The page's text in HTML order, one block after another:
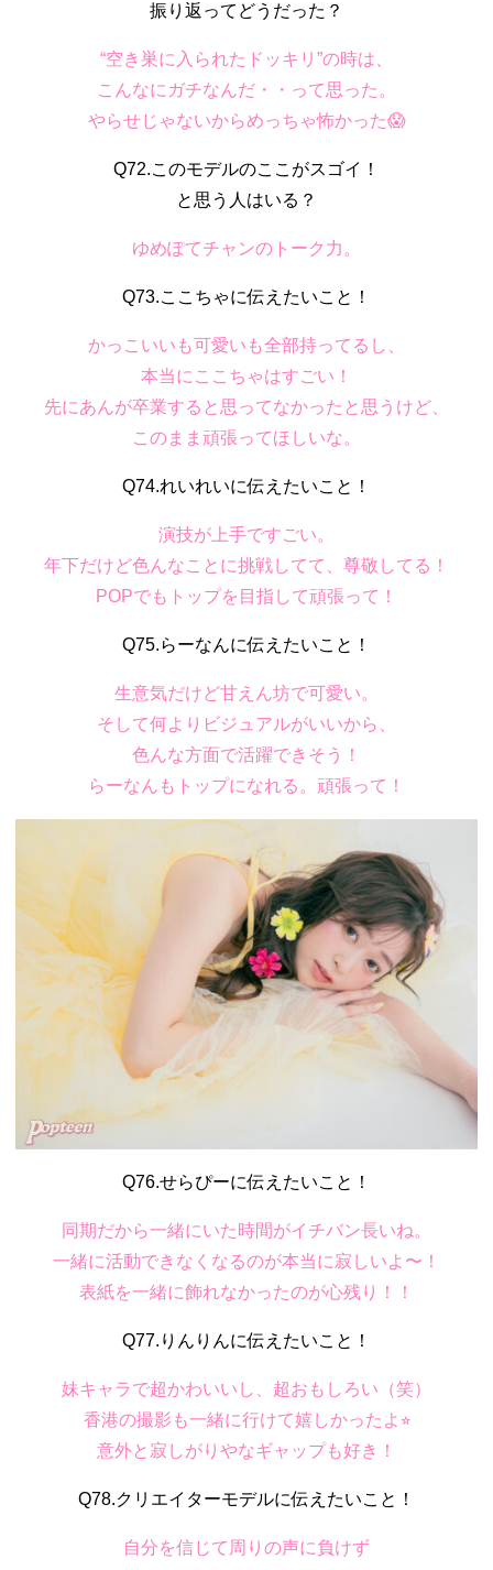
振り返ってどうだった？
“空き巣に入られたドッキリ”の時は、
こんなにガチなんだ・・って思った。
やらせじゃないからめっちゃ怖かった😱
Q72.このモデルのここがスゴイ！
と思う人はいる？
ゆめぽてチャンのトーク力。
Q73.ここちゃに伝えたいこと！
かっこいいも可愛いも全部持ってるし、
本当にここちゃはすごい！
先にあんが卒業すると思ってなかったと思うけど、
このまま頑張ってほしいな。
Q74.れいれいに伝えたいこと！
演技が上手ですごい。
年下だけど色んなことに挑戦してて、尊敬してる！
POPでもトップを目指して頑張って！
Q75.らーなんに伝えたいこと！
生意気だけど甘えん坊で可愛い。
そして何よりビジュアルがいいから、
色んな方面で活躍できそう！
らーなんもトップになれる。頑張って！
Q76.せらぴーに伝えたいこと！
同期だから一緒にいた時間がイチバン長いね。
一緒に活動できなくなるのが本当に寂しいよ〜！
表紙を一緒に飾れなかったのが心残り！！
Q77.りんりんに伝えたいこと！
妹キャラで超かわいいし、超おもしろい（笑）
香港の撮影も一緒に行けて嬉しかったよ⭐︎
意外と寂しがりやなギャップも好き！
Q78.クリエイターモデルに伝えたいこと！
自分を信じて周りの声に負けず